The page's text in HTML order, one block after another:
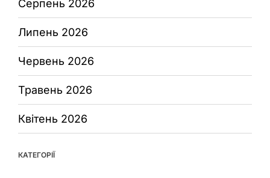
Серпень 2026
Липень 2026
Червень 2026
Травень 2026
Квітень 2026
КАТЕГОРІЇ